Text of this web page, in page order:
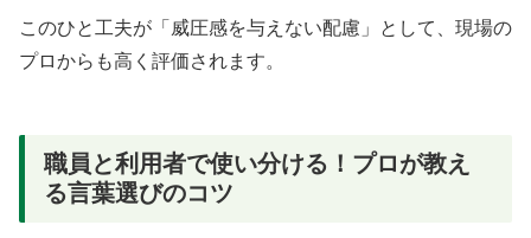
このひと工夫が「威圧感を与えない配慮」として、現場の
プロからも高く評価されます。
職員と利用者で使い分ける！プロが教え
る言葉選びのコツ